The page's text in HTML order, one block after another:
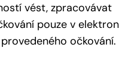
vést, zpracovávat
pouze v
očkování.